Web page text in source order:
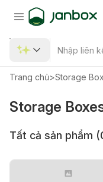
Trang chủ>Storage
Storage
Tất cả sản phẩm (